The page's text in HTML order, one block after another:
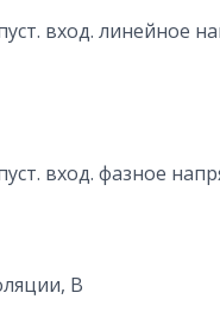
вход. линейное
вход. фазное
В